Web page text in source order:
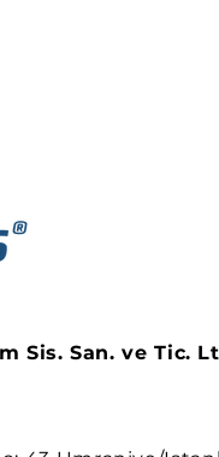
Sis. San. ve Tic.